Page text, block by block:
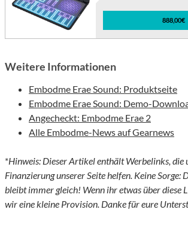
888,00€
Weitere Informationen
Embodme Erae Sound: Produktseite
Embodme Erae Sound: Demo-
Angecheckt: Embodme Erae 2
Alle Embodme-News auf Gearnews
*Hinweis: Dieser Artikel enthält Werbelinks, die
Finanzierung unserer Seite helfen. Keine Sorge:
bleibt immer gleich! Wenn ihr etwas über diese
wir eine kleine Provision. Danke für eure